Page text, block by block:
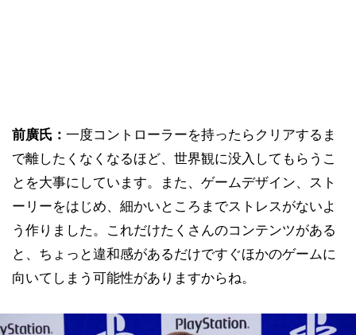
前廣氏： 一度コントローラーを持ったらクリアするま
で離したくなくなるほど、世界観に没入してもらうこ
とを大事にしています。また、ゲームデザイン、スト
ーリーをはじめ、細かいところまでストレスがないよ
う作りました。これだけたくさんのコンテンツがある
と、ちょっと違和感があるだけですぐほかのゲームに
向いてしまう可能性がありますからね。